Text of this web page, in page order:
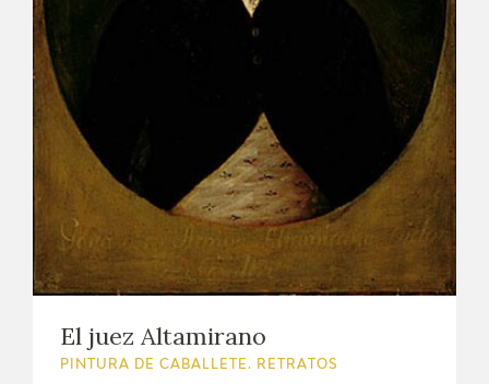
El juez Altamirano
PINTURA DE CABALLETE. RETRATOS